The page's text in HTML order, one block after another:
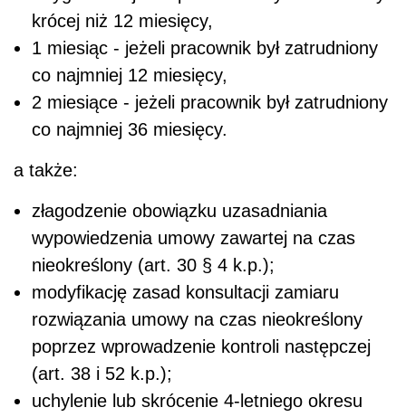
krócej niż 12 miesięcy,
1 miesiąc - jeżeli pracownik był zatrudniony
co najmniej 12 miesięcy,
2 miesiące - jeżeli pracownik był zatrudniony
co najmniej 36 miesięcy.
a także:
złagodzenie obowiązku uzasadniania
wypowiedzenia umowy zawartej na czas
nieokreślony (art. 30 § 4 k.p.);
modyfikację zasad konsultacji zamiaru
rozwiązania umowy na czas nieokreślony
poprzez wprowadzenie kontroli następczej
(art. 38 i 52 k.p.);
uchylenie lub skrócenie 4-letniego okresu